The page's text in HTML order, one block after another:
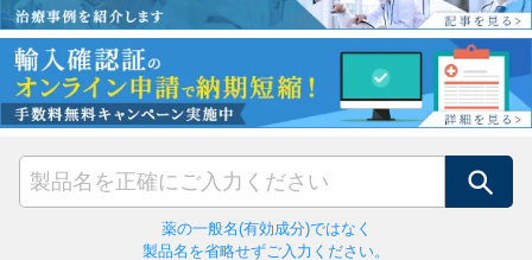
検索
薬の一般名(有効成分)ではなく
製品名を省略せずご入力ください。